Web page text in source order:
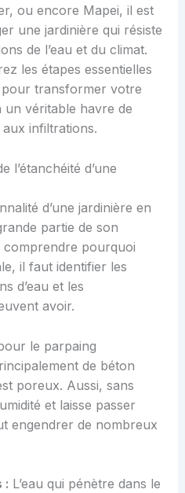
ou encore Mapei, il est
une jardinière qui résiste
de l’eau et du climat.
les étapes essentielles
transformer votre
un véritable havre de
infiltrations.
l’étanchéité d’une
d’une jardinière en
partie de son
comprendre pourquoi
il faut identifier les
d’eau et les
avoir.
le parpaing
de béton
poreux. Aussi, sans
et laisse passer
engendrer de nombreux
: L’eau qui pénètre dans le